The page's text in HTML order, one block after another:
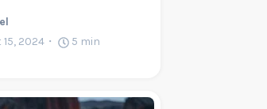
2024
5 min